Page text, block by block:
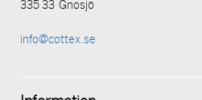
335 33 Gnosjö
info@cottex.se